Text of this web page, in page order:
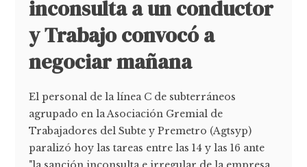
inconsulta a un conductor
y Trabajo convocó a
negociar mañana
El personal de la línea C de subterráneos
agrupado en la Asociación Gremial de
Trabajadores del Subte y Premetro (Agtsyp)
paralizó hoy las tareas entre las 14 y las 16 ante